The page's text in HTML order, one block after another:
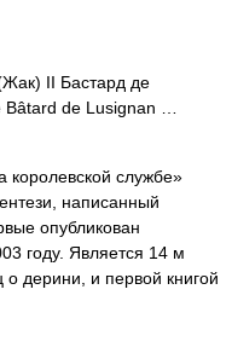
II Бастард де
de Lusignan …
службе»
написанный
опубликован
году. Является 14 м
дерини, и первой книгой